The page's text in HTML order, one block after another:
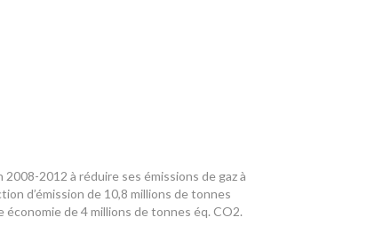
2012 à réduire ses émissions de gaz à
d’émission de 10,8 millions de tonnes
de 4 millions de tonnes éq. CO2.